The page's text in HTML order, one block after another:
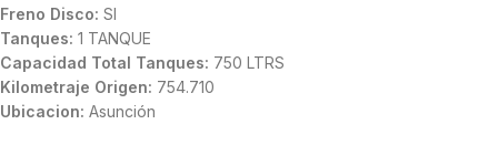
Freno Disco: SI
Tanques: 1 TANQUE
Capacidad Total Tanques: 750 LTRS
Kilometraje Origen: 754.710
Ubicacion: Asunción